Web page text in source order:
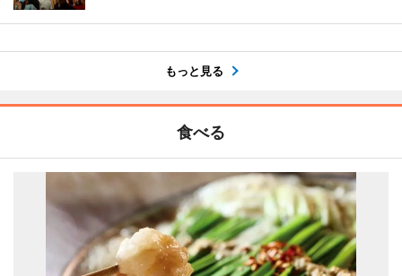
もっと見る
食べる